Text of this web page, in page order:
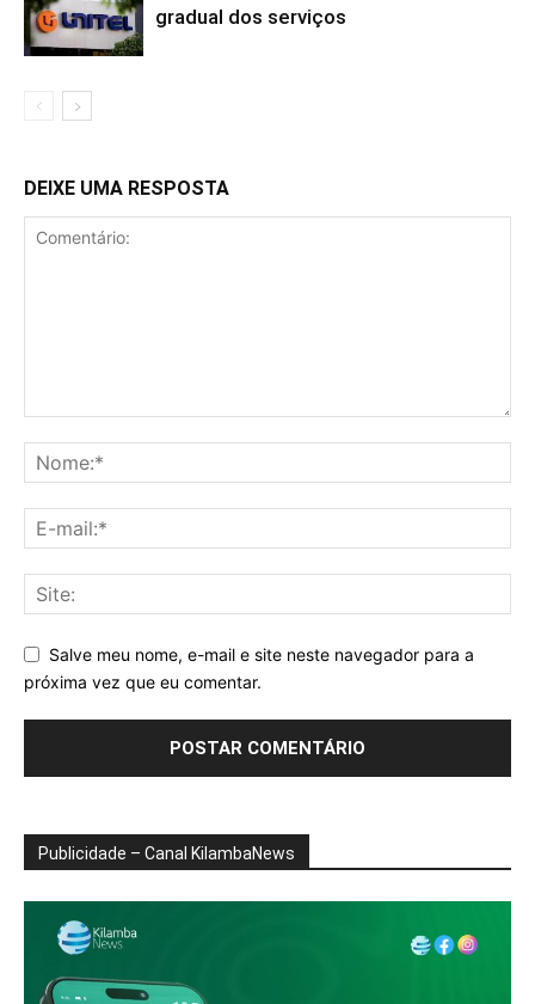
gradual dos serviços
DEIXE UMA RESPOSTA
Salve meu nome, e-mail e site neste navegador para a
próxima vez que eu comentar.
Publicidade – Canal KilambaNews